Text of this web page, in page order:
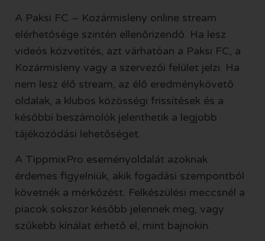
A Paksi FC – Kozármisleny online stream
elérhetősége szintén ellenőrizendő. Ha lesz
videós közvetítés, azt várhatóan a Paksi FC, a
Kozármisleny vagy a szervezői felület jelzi. Ha
nem lesz élő stream, az élő eredménykövető
oldalak, a klubos közösségi frissítések és a
későbbi beszámolók jelenthetik a legjobb
tájékozódási lehetőséget.
A TippmixPro eseményoldalát azoknak
érdemes figyelniük, akik fogadási szempontból
követnék a mérkőzést. Felkészülési meccsnél a
piacok sokszor később jelennek meg, vagy
szűkebb kínálat érhető el, mint bajnokin.